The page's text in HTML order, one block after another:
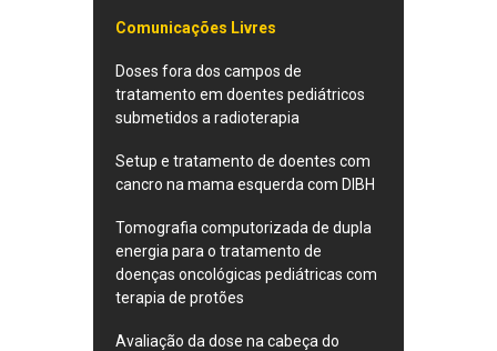
Comunicações Livres
Doses fora dos campos de
tratamento em doentes pediátricos
submetidos a radioterapia
Setup e tratamento de doentes com
cancro na mama esquerda com DIBH
Tomografia computorizada de dupla
energia para o tratamento de
doenças oncológicas pediátricas com
terapia de protões
Avaliação da dose na cabeça do